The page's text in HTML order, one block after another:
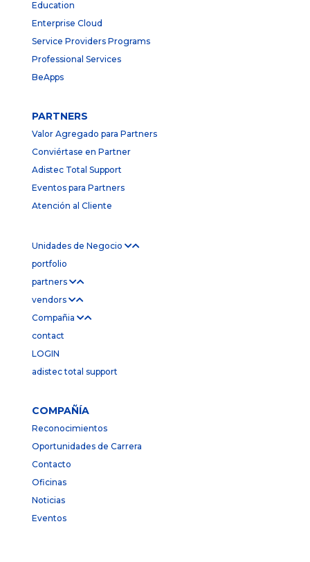
Education
Enterprise Cloud
Service Providers Programs
Professional Services
BeApps
PARTNERS
Valor Agregado para Partners
Conviértase en Partner
Adistec Total Support
Eventos para Partners
Atención al Cliente
Unidades de Negocio
portfolio
partners
vendors
Compañia
contact
LOGIN
adistec total support
COMPAÑÍA
Reconocimientos
Oportunidades de Carrera
Contacto
Oficinas
Noticias
Eventos